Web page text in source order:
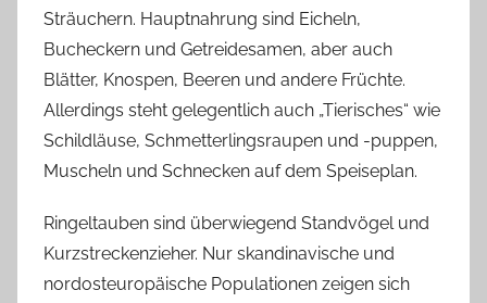
Sträuchern. Hauptnahrung sind Eicheln,
Bucheckern und Getreidesamen, aber auch
Blätter, Knospen, Beeren und andere Früchte.
Allerdings steht gelegentlich auch „Tierisches“ wie
Schildläuse, Schmetterlingsraupen und -puppen,
Muscheln und Schnecken auf dem Speiseplan.
Ringeltauben sind überwiegend Standvögel und
Kurzstreckenzieher. Nur skandinavische und
nordosteuropäische Populationen zeigen sich